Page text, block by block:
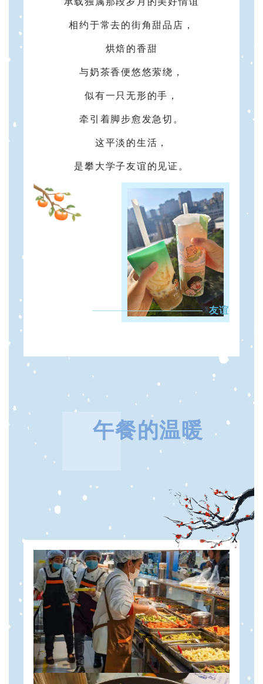
相约于常去的街角甜品店，
烘焙的香甜
与奶茶香便悠悠萦绕，
似有一只无形的手，
牵引着脚步愈发急切。
这平淡的生活，
是攀大学子友谊的见证。
友谊
午餐的温暖